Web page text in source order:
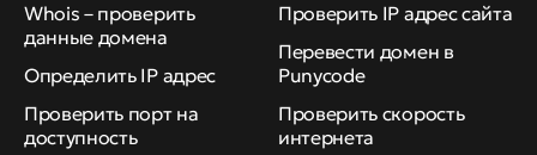
Whois – проверить
данные домена
Определить IP адрес
Проверить порт на
доступность
Проверить IP адрес сайта
Перевести домен в
Punycode
Проверить скорость
интернета